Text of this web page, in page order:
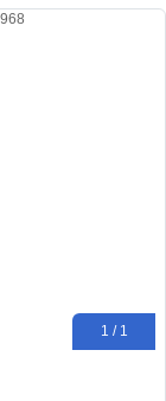
1 / 1